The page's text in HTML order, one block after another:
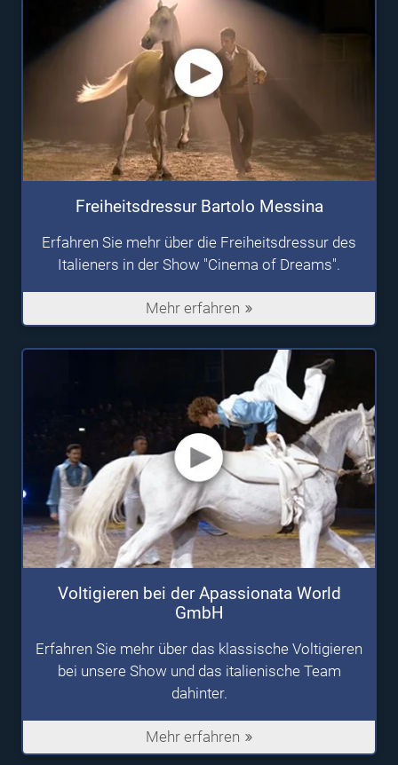
Freiheitsdressur Bartolo Messina
Erfahren Sie mehr über die Freiheitsdressur des
Italieners in der Show "Cinema of Dreams".
Mehr erfahren
Voltigieren bei der Apassionata World
GmbH
Erfahren Sie mehr über das klassische Voltigieren
bei unsere Show und das italienische Team
dahinter.
Mehr erfahren